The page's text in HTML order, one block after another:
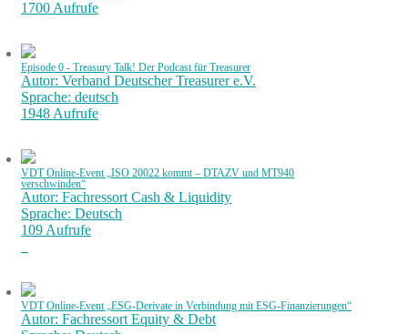
1700 Aufrufe
Episode 0 - Treasury Talk! Der Podcast für Treasurer
Autor: Verband Deutscher Treasurer e.V.
Sprache: deutsch
1948 Aufrufe
VDT Online-Event „ISO 20022 kommt – DTAZV und MT940
verschwinden“
Autor: Fachressort Cash & Liquidity
Sprache: Deutsch
109 Aufrufe
VDT Online-Event „ESG-Derivate in Verbindung mit ESG-Finanzierungen“
Autor: Fachressort Equity & Debt